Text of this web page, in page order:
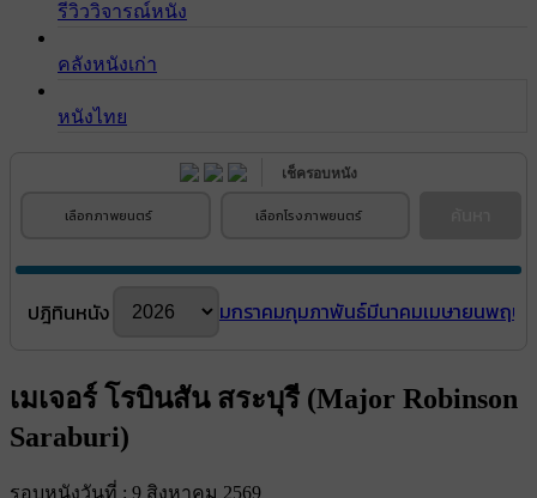
รีวิววิจารณ์หนัง
คลังหนังเก่า
หนังไทย
เช็ครอบหนัง
เลือกภาพยนตร์ เลือกโรงภาพยนตร์
ปฎิทินหนัง มกราคมกุมภาพันธ์มีนาคมเมษายนพฤษ
เมเจอร์ โรบินสัน สระบุรี (Major Robinson
Saraburi)
รอบหนังวันที่ : 9 สิงหาคม 2569